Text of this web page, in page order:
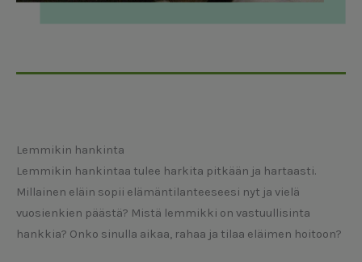
Lemmikin hankinta
Lemmikin hankintaa tulee harkita pitkään ja hartaasti.
Millainen eläin sopii elämäntilanteeseesi nyt ja vielä
vuosienkien päästä? Mistä lemmikki on vastuullisinta
hankkia? Onko sinulla aikaa, rahaa ja tilaa eläimen hoitoon?